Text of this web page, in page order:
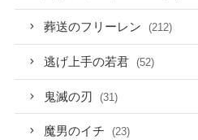
葬送のフリーレン (212)
逃げ上手の若君 (52)
鬼滅の刃 (31)
魔男のイチ (23)